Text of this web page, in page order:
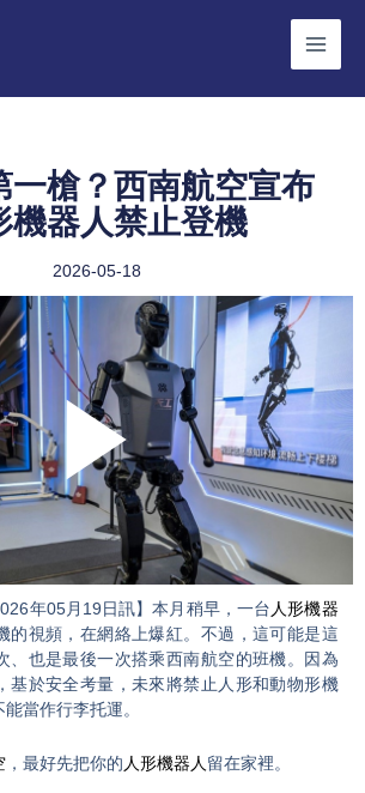
一槍？西南航空宣布
機器人禁止登機
2026-05-18
Play
Video
年05月19日訊】本月稍早，一台 人形機器
的視頻，在網絡上爆紅。不過，這可能是這
、也是最後一次搭乘西南航空的班機。因為
基於安全考量，未來將禁止人形和動物形機
當作行李托運。
，最好先把你的 人形機器人 留在家裡。